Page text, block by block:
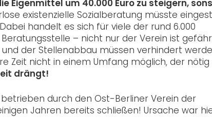
Eigenmittel um 40.000 Euro zu steigern,
existenzielle Sozialberatung müsste
handelt es sich für viele der rund 6.000
– nicht nur der Verein ist
der Stellenabbau müssen verhindert
Zeit nicht in einem Umfang möglich, der
drängt!
durch den Ost-Berliner Verein der
Jahren bereits schließen! Ursache war